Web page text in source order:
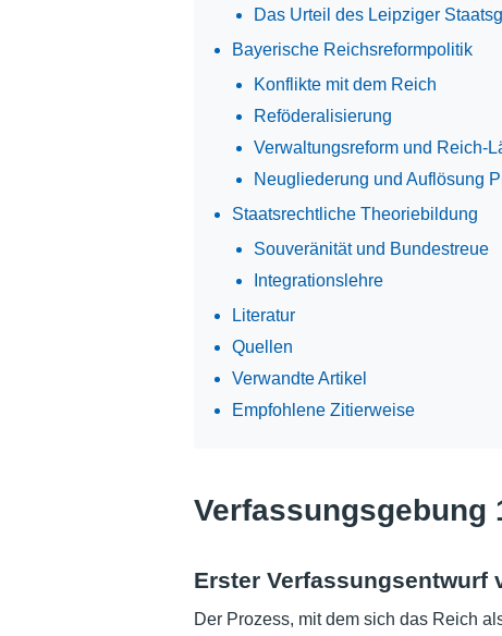
Das Urteil des Leipziger
Bayerische Reichsreformpolitik
Konflikte mit dem Reich
Reföderalisierung
Verwaltungsreform und Reich-
Neugliederung und Auflösung
Staatsrechtliche Theoriebildung
Souveränität und Bundestreue
Integrationslehre
Literatur
Quellen
Verwandte Artikel
Empfohlene Zitierweise
Verfassungsgebung
Erster Verfassungsentwurf
Der Prozess, mit dem sich das Reich